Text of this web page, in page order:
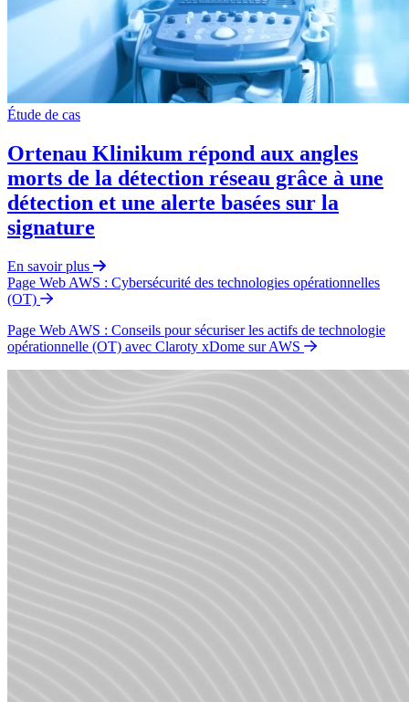
Étude de cas
Ortenau Klinikum répond aux angles
morts de la détection réseau grâce à une
détection et une alerte basées sur la
signature
En savoir plus
Page Web AWS : Cybersécurité des technologies opérationnelles
(OT)
Page Web AWS : Conseils pour sécuriser les actifs de technologie
opérationnelle (OT) avec Claroty xDome sur AWS